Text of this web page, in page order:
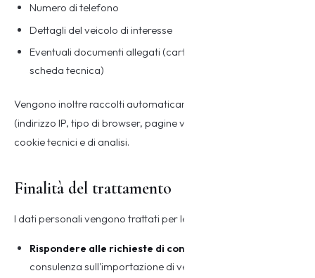
Numero di telefono
Dettagli del veicolo di interesse
Eventuali documenti allegati (carta di circolazione, COC,
scheda tecnica)
Vengono inoltre raccolti automaticamente dati di navigazione
(indirizzo IP, tipo di browser, pagine visitate) attraverso i
cookie tecnici e di analisi.
Finalità del trattamento
I dati personali vengono trattati per le seguenti finalità:
Rispondere alle richieste di contatto
consulenza sull'importazione di veicoli